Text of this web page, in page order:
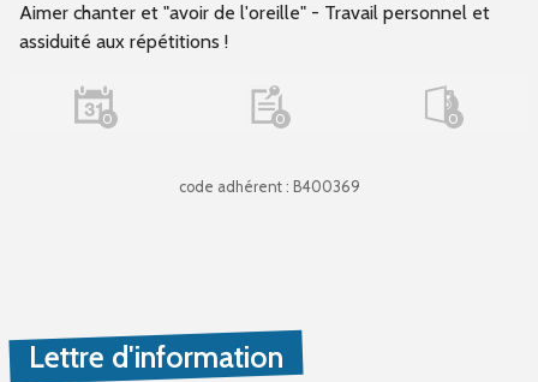
Aimer chanter et "avoir de l'oreille" - Travail personnel et
assiduité aux répétitions !
0 0 0
code adhérent : B400369
Lettre d'information